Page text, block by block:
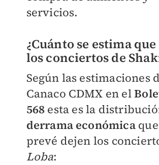
servicios.
¿Cuánto se estima
los conciertos de
Según las estimaciones
Canaco CDMX en el
568 esta es la
derrama económicaque
prevé dejen los
Loba: